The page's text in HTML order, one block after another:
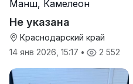
Манш, Камелеон
Не указана
Краснодарский край
14 янв 2026, 15:17 • 2 552